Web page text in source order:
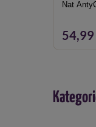
Nat
54,99